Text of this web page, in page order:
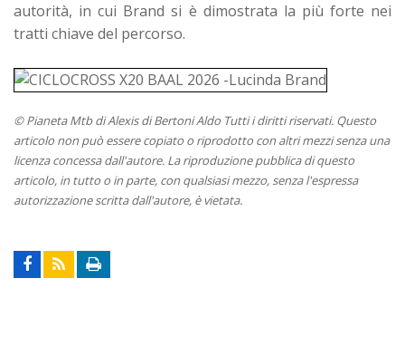
autorità, in cui Brand si è dimostrata la più forte nei
tratti chiave del percorso.
© Pianeta Mtb di Alexis di Bertoni Aldo Tutti i diritti riservati. Questo
articolo non può essere copiato o riprodotto con altri mezzi senza una
licenza concessa dall'autore. La riproduzione pubblica di questo
articolo, in tutto o in parte, con qualsiasi mezzo, senza l'espressa
autorizzazione scritta dall'autore, è vietata.